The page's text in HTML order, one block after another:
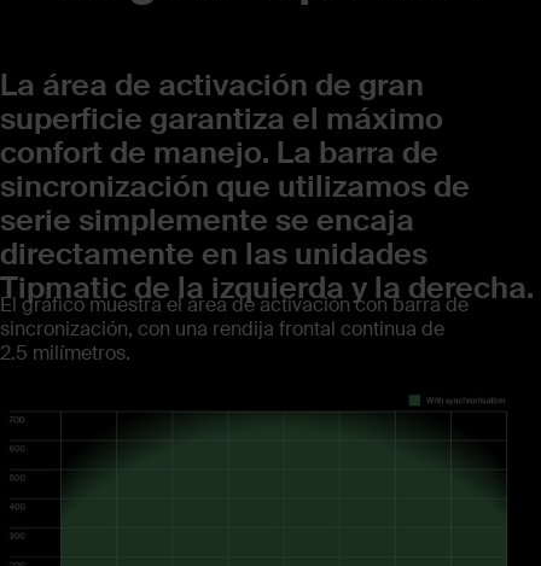
La área de activación de gran
superficie garantiza el máximo
confort de manejo. La barra de
sincronización que utilizamos de
serie simplemente se encaja
directamente en las unidades
Tipmatic de la izquierda y la derecha.
El gráfico muestra el área de activación con barra de
sincronización, con una rendija frontal continua de
2,5 milímetros.